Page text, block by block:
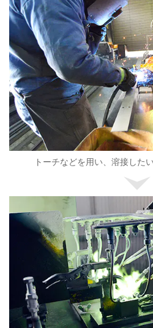
トーチなどを用い、溶接した